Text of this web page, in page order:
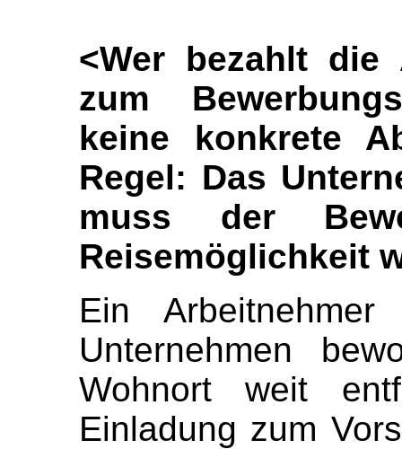
<Wer bezahlt
zum
keine konkrete
Regel: Das
muss der
Reisemöglichkeit
Ein
Unternehmen
Wohnort weit
Einladung zum